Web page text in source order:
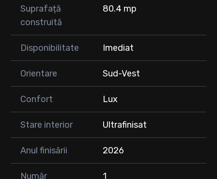
Suprafață
construită
80.4 mp
Disponibilitate Imediat
Orientare Sud-Vest
Confort Lux
Stare interior Ultrafinisat
Anul finisării 2026
Număr
1